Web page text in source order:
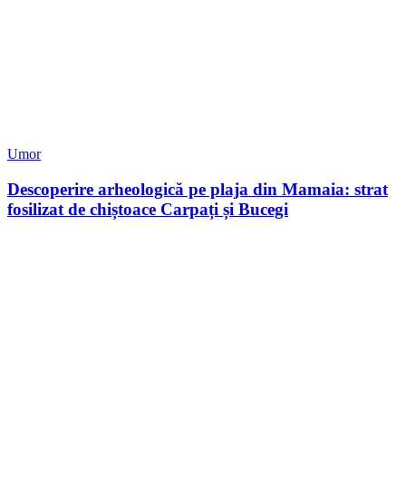
Umor
Descoperire arheologică pe plaja din Mamaia: strat
fosilizat de chiștoace Carpați și Bucegi